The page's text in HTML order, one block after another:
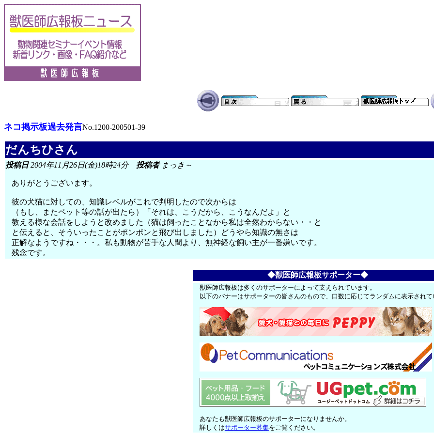
ネコ掲示板過去発言No.1200-200501-39
だんちひさん
投稿日2004年11月26日(金)18時24分 投稿者まっき～
ありがとうございます。
彼の犬猫に対しての、知識レベルがこれで判明したので次からは
（もし、またペット等の話が出たら）「それは、こうだから、こうなんだよ」と
教える様な会話をしようと改めました（猫は飼ったことなから私は全然わからない・・と
と伝えると、そういったことがポンポンと飛び出しました）どうやら知識の無さは
正解なようですね・・・。私も動物が苦手な人間より、無神経な飼い主が一番嫌いです。
残念です。
◆獣医師広報板サポーター◆
獣医師広報板は多くのサポーターによって支えられています。
以下のバナーはサポーターの皆さんのもので、口数に応じてランダムに表示され
あなたも獣医師広報板のサポーターになりませんか。
詳しくはサポーター募集をご覧ください。